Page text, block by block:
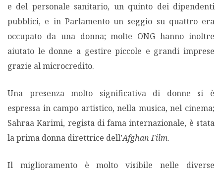
e del personale sanitario, un quinto dei dipendenti
pubblici, e in Parlamento un seggio su quattro era
occupato da una donna; molte ONG hanno inoltre
aiutato le donne a gestire piccole e grandi imprese
grazie al microcredito.
Una presenza molto significativa di donne si è
espressa in campo artistico, nella musica, nel cinema;
Sahraa Karimi, regista di fama internazionale, è stata
la prima donna direttrice dell’Afghan Film.
Il miglioramento è molto visibile nelle diverse